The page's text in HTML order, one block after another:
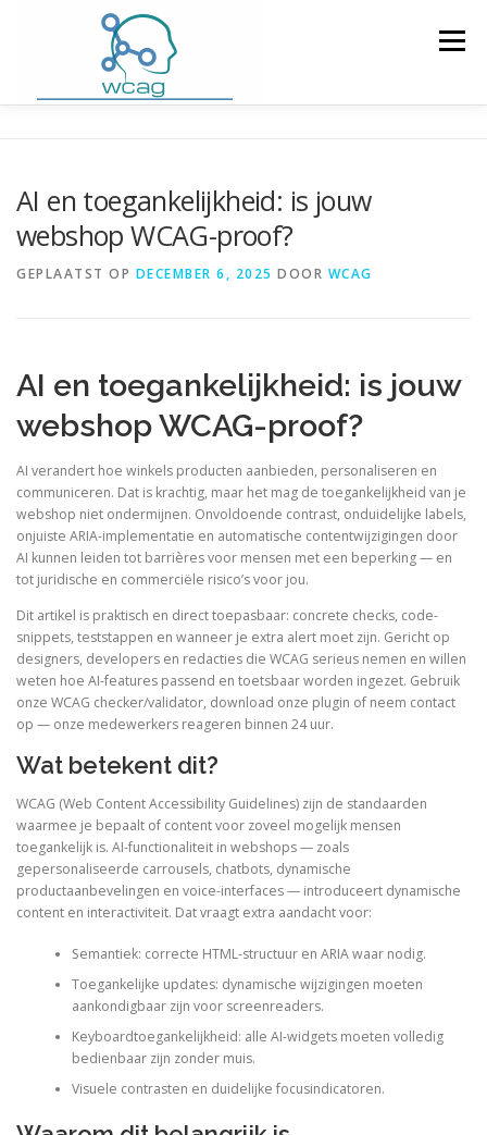
Menu
WCAG CHECKER / VALIDATOR
AI en toegankelijkheid: is jouw
webshop WCAG-proof?
GEPLAATST OP DECEMBER 6, 2025 DOOR WCAG
AI en toegankelijkheid: is jouw
webshop WCAG-proof?
AI verandert hoe winkels producten aanbieden, personaliseren en
communiceren. Dat is krachtig, maar het mag de toegankelijkheid van je
webshop niet ondermijnen. Onvoldoende contrast, onduidelijke labels,
onjuiste ARIA-implementatie en automatische contentwijzigingen door
AI kunnen leiden tot barrières voor mensen met een beperking — en
tot juridische en commerciële risico’s voor jou.
Dit artikel is praktisch en direct toepasbaar: concrete checks, code-
snippets, teststappen en wanneer je extra alert moet zijn. Gericht op
designers, developers en redacties die WCAG serieus nemen en willen
weten hoe AI-features passend en toetsbaar worden ingezet. Gebruik
onze WCAG checker/validator, download onze plugin of neem contact
op — onze medewerkers reageren binnen 24 uur.
Wat betekent dit?
WCAG (Web Content Accessibility Guidelines) zijn de standaarden
waarmee je bepaalt of content voor zoveel mogelijk mensen
toegankelijk is. AI-functionaliteit in webshops — zoals
gepersonaliseerde carrousels, chatbots, dynamische
productaanbevelingen en voice-interfaces — introduceert dynamische
content en interactiviteit. Dat vraagt extra aandacht voor:
Semantiek: correcte HTML-structuur en ARIA waar nodig.
Toegankelijke updates: dynamische wijzigingen moeten
aankondigbaar zijn voor screenreaders.
Keyboardtoegankelijkheid: alle AI-widgets moeten volledig
bedienbaar zijn zonder muis.
Visuele contrasten en duidelijke focusindicatoren.